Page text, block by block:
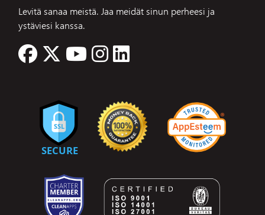
Levitä sanaa meistä. Jaa meidät sinun perheesi ja
ystäviesi kanssa.